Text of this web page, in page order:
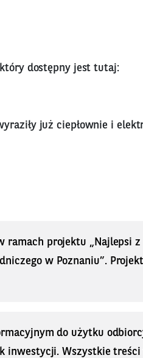
dostępny jest tutaj:
już ciepłownie i
ramach projektu „Najlepsi
w Poznaniu”.
do użytku
inwestycji. Wszystkie treści